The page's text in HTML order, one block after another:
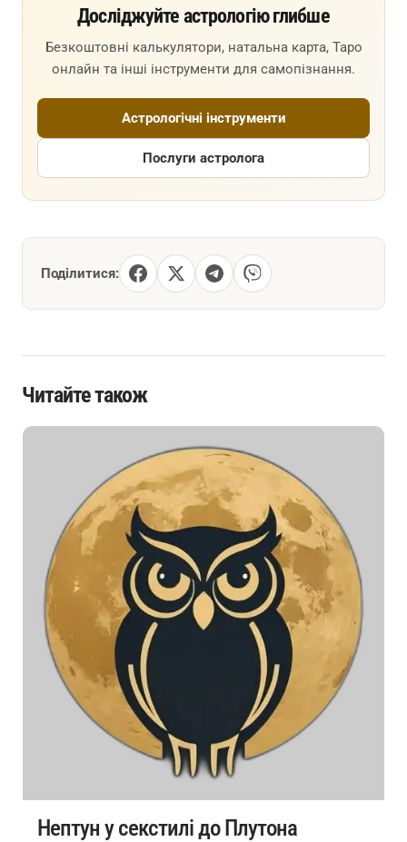
Досліджуйте астрологію глибше
Безкоштовні калькулятори, натальна карта, Таро
онлайн та інші інструменти для самопізнання.
Астрологічні інструменти
Послуги астролога
Поділитися:
Читайте також
Нептун у секстилі до Плутона